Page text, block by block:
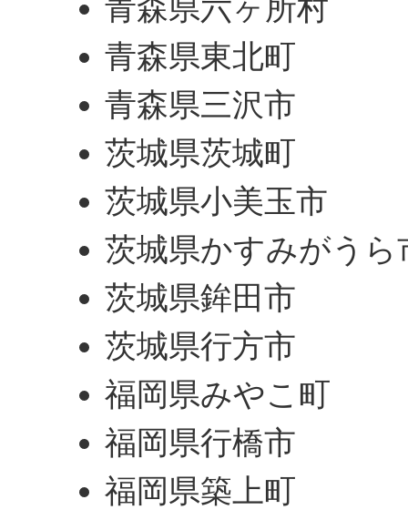
青森県六ヶ所村
青森県東北町
青森県三沢市
茨城県茨城町
茨城県小美玉市
茨城県かすみがうら
茨城県鉾田市
茨城県行方市
福岡県みやこ町
福岡県行橋市
福岡県築上町